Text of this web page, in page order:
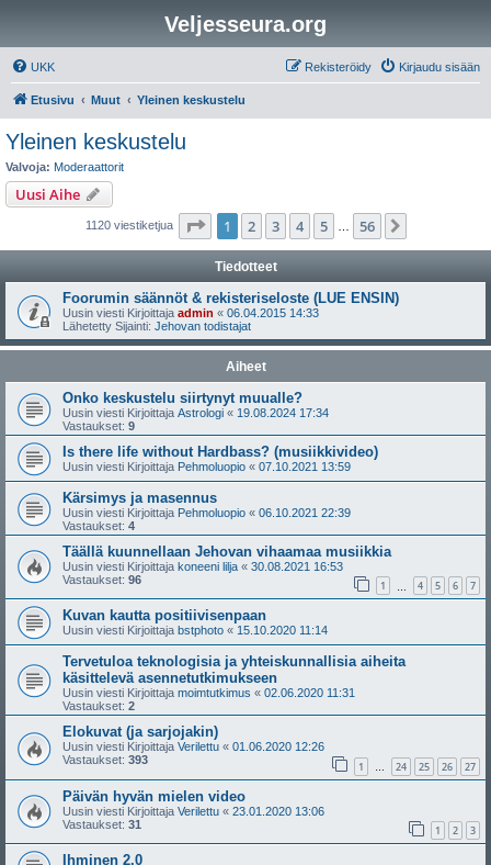
Veljesseura.org
UKK Kirjaudu sisään
Rekisteröidy
Etusivu Muut Yleinen keskustelu
Yleinen keskustelu
Valvoja: Moderaattorit
Uusi Aihe
1120 viestiketjua Sivu /56
1 2 3 4 5 56
Tiedotteet
Foorumin säännöt & rekisteriseloste (LUE ENSIN)
Uusin viesti Kirjoittaja admin « 06.04.2015 14:33
Lähetetty Sijainti: Jehovan todistajat
Aiheet
Onko keskustelu siirtynyt muualle?
Uusin viesti Kirjoittaja Astrologi « 19.08.2024 17:34
Vastaukset: 9
Is there life without Hardbass? (musiikkivideo)
Uusin viesti Kirjoittaja Pehmoluopio « 07.10.2021 13:59
Kärsimys ja masennus
Uusin viesti Kirjoittaja Pehmoluopio « 06.10.2021 22:39
Vastaukset: 4
Täällä kuunnellaan Jehovan vihaamaa musiikkia
Uusin viesti Kirjoittaja koneeni lilja « 30.08.2021 16:53
Vastaukset: 96 1 4 5 6 7
Kuvan kautta positiivisenpaan
Uusin viesti Kirjoittaja bstphoto « 15.10.2020 11:14
Tervetuloa teknologisia ja yhteiskunnallisia aiheita
käsittelevä asennetutkimukseen
Uusin viesti Kirjoittaja moimtutkimus « 02.06.2020 11:31
Vastaukset: 2
Elokuvat (ja sarjojakin)
Uusin viesti Kirjoittaja Verilettu « 01.06.2020 12:26
Vastaukset: 393 1 … 24 25 26 27
Päivän hyvän mielen video
Uusin viesti Kirjoittaja Verilettu « 23.01.2020 13:06
Vastaukset: 31 1 2 3
Ihminen 2.0